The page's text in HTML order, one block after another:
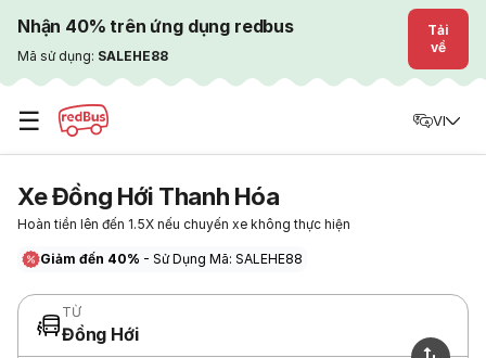
Nhận 40% trên ứng dụng redbus
Mã sử dụng: SALEHE88
Tải
về
☰ VI
Xe Đồng Hới Thanh Hóa
Hoàn tiền lên đến 1.5X nếu chuyến xe không thực hiện
Giảm đến 40% - Sử Dụng Mã: SALEHE88
TỪ
Đồng Hới